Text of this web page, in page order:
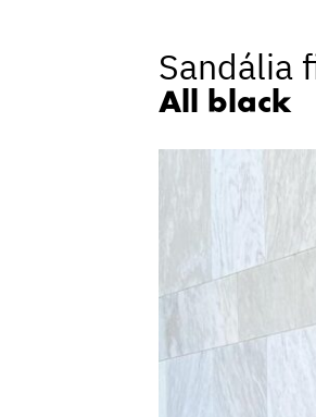
Sandália
All black